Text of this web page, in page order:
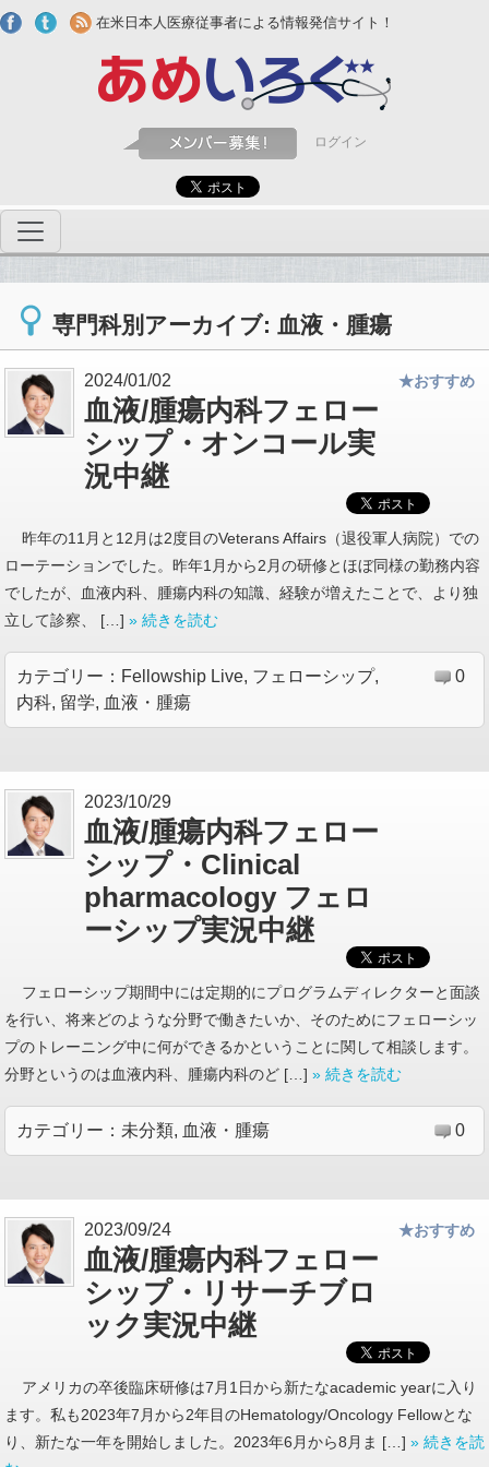
Skip to main content
在米日本人医療従事者による情報発信サイト！
ログイン
専門科別アーカイブ: 血液・腫瘍
2024/01/02
血液/腫瘍内科フェロー
シップ・オンコール実
況中継
★おすすめ
昨年の11月と12月は2度目のVeterans Affairs（退役軍人病院）での
ローテーションでした。昨年1月から2月の研修とほぼ同様の勤務内容
でしたが、血液内科、腫瘍内科の知識、経験が増えたことで、より独
立して診察、 […] » 続きを読む
カテゴリー： Fellowship Live, フェローシップ,
内科, 留学, 血液・腫瘍
0
2023/10/29
血液/腫瘍内科フェロー
シップ・Clinical
pharmacology フェロ
ーシップ実況中継
フェローシップ期間中には定期的にプログラムディレクターと面談
を行い、将来どのような分野で働きたいか、そのためにフェローシッ
プのトレーニング中に何ができるかということに関して相談します。
分野というのは血液内科、腫瘍内科のど […] » 続きを読む
カテゴリー： 未分類, 血液・腫瘍 0
2023/09/24
血液/腫瘍内科フェロー
シップ・リサーチブロ
ック実況中継
★おすすめ
アメリカの卒後臨床研修は7月1日から新たなacademic yearに入り
ます。私も2023年7月から2年目のHematology/Oncology Fellowとな
り、新たな一年を開始しました。2023年6月から8月ま […] » 続きを読